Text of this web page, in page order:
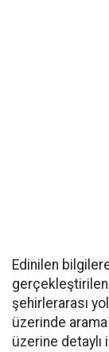
Edinilen
gerçekleştirilen
şehirlerarası
üzerinde
üzerine detaylı